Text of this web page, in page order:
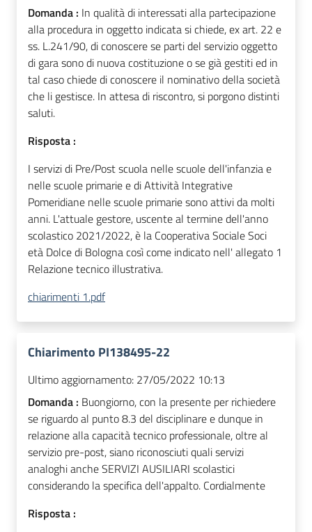
Domanda : In qualità di interessati alla partecipazione
alla procedura in oggetto indicata si chiede, ex art. 22 e
ss. L.241/90, di conoscere se parti del servizio oggetto
di gara sono di nuova costituzione o se già gestiti ed in
tal caso chiede di conoscere il nominativo della società
che li gestisce. In attesa di riscontro, si porgono distinti
saluti.
Risposta :
I servizi di Pre/Post scuola nelle scuole dell'infanzia e
nelle scuole primarie e di Attività Integrative
Pomeridiane nelle scuole primarie sono attivi da molti
anni. L'attuale gestore, uscente al termine dell'anno
scolastico 2021/2022, è la Cooperativa Sociale Soci
età Dolce di Bologna così come indicato nell' allegato 1
Relazione tecnico illustrativa.
chiarimenti 1.pdf
Chiarimento PI138495-22
Ultimo aggiornamento: 27/05/2022 10:13
Domanda : Buongiorno, con la presente per richiedere
se riguardo al punto 8.3 del disciplinare e dunque in
relazione alla capacità tecnico professionale, oltre al
servizio pre-post, siano riconosciuti quali servizi
analoghi anche SERVIZI AUSILIARI scolastici
considerando la specifica dell'appalto. Cordialmente
Risposta :